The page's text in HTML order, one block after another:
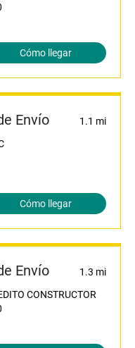
Cómo llegar
Envío
1.1 mi
Cómo llegar
Envío
1.3 mi
CONSTRUCTOR